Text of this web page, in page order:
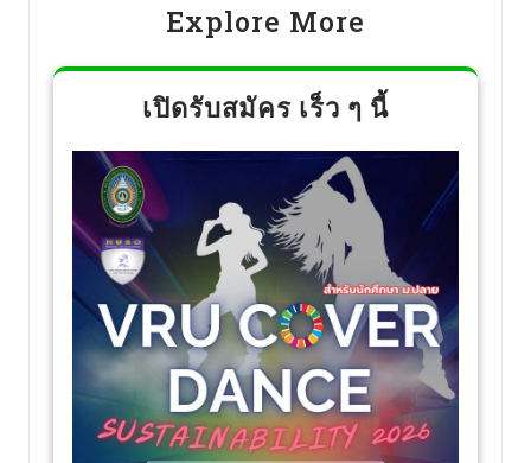
Explore More
เปิดรับสมัคร เร็ว ๆ นี้